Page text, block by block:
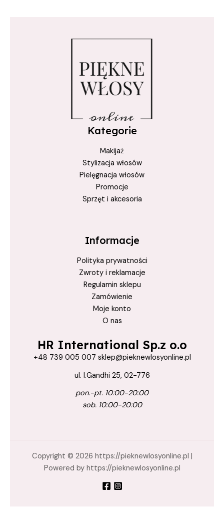
Kategorie
Makijaż
Stylizacja włosów
Pielęgnacja włosów
Promocje
Sprzęt i akcesoria
Informacje
Polityka prywatności
Zwroty i reklamacje
Regulamin sklepu
Zamówienie
Moje konto
O nas
HR International Sp.z o.o
+48 739 005 007 sklep@pieknewlosyonline.pl
ul. I.Gandhi 25, 02-776
pon.-pt. 10:00-20:00
sob. 10:00-20:00
Copyright © 2026 https://pieknewlosyonline.pl |
Powered by https://pieknewlosyonline.pl